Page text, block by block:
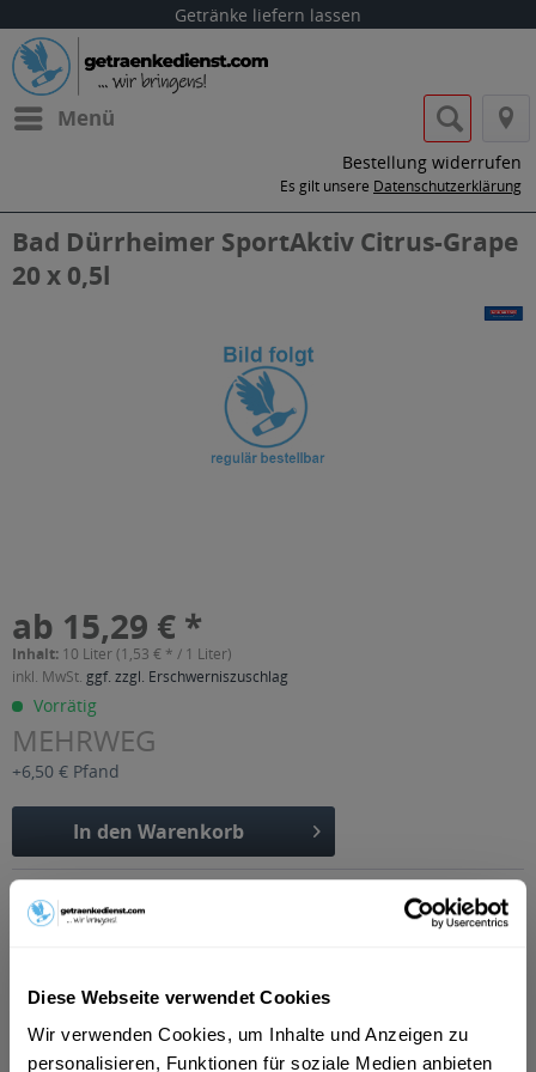
Diese Webseite verwendet Cookies
Wir verwenden Cookies, um Inhalte und Anzeigen zu
personalisieren, Funktionen für soziale Medien anbieten
Getränke liefern lassen
Menü
Bestellung widerrufen
Es gilt unsere Datenschutzerklärung
Bad Dürrheimer SportAktiv Citrus-Grape
20 x 0,5l
ab 15,29 € *
Inhalt: 10 Liter (1,53 € * / 1 Liter)
inkl. MwSt. ggf. zzgl. Erschwerniszuschlag
Vorrätig
MEHRWEG
+6,50 € Pfand
In den Warenkorb
Verfügbar in:
mehr
"Bad Dürrheimer SportAktiv Citrus-Grape 20